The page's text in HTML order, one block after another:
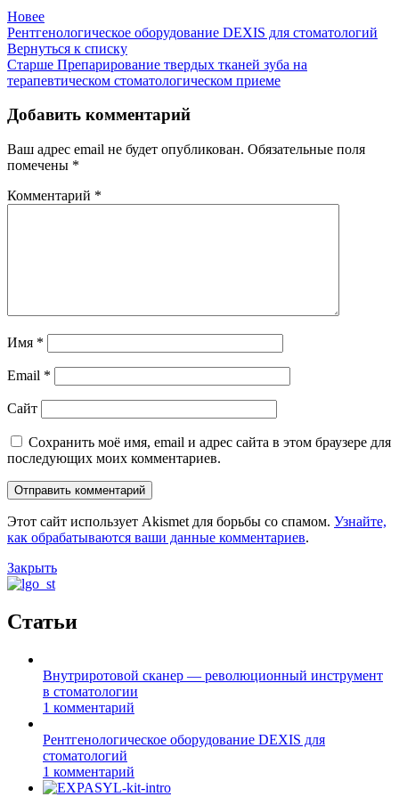
Новее
Рентгенологическое оборудование DEXIS для стоматологий
Вернуться к списку
Старше Препарирование твердых тканей зуба на
терапевтическом стоматологическом приеме
Добавить комментарий
Ваш адрес email не будет опубликован. Обязательные поля
помечены *
Комментарий *
Имя *
Email *
Сайт
Сохранить моё имя, email и адрес сайта в этом браузере для
последующих моих комментариев.
Этот сайт использует Akismet для борьбы со спамом. Узнайте,
как обрабатываются ваши данные комментариев.
Закрыть
Статьи
Внутриротовой сканер — революционный инструмент
в стоматологии
1 комментарий
Рентгенологическое оборудование DEXIS для
стоматологий
1 комментарий